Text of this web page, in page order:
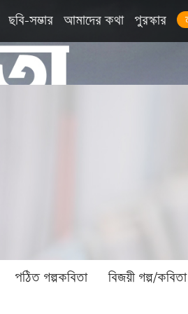
ছবি-সম্ভার আমাদের কথা পুরস্কার
পঠিত গল্পকবিতা বিজয়ী গল্প/কবিতা